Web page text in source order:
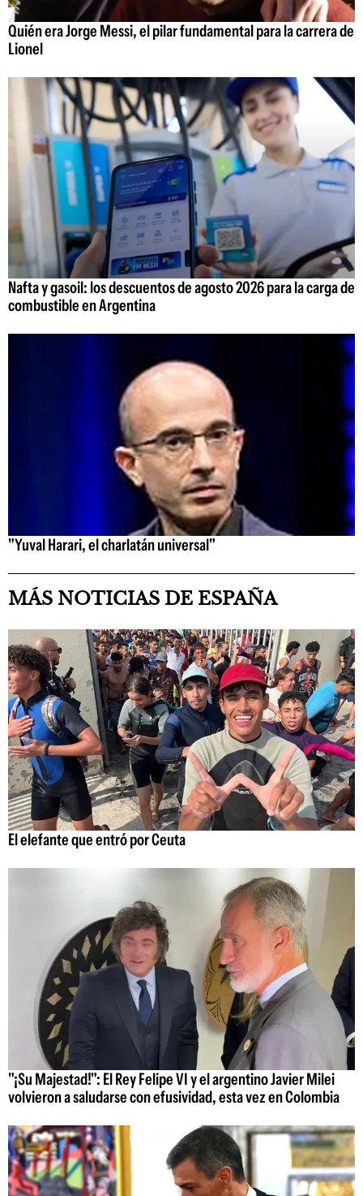
Quién era Jorge Messi, el pilar fundamental para la carrera de
Lionel
Nafta y gasoil: los descuentos de agosto 2026 para la carga de
combustible en Argentina
"Yuval Harari, el charlatán universal"
MÁS NOTICIAS DE ESPAÑA
El elefante que entró por Ceuta
"¡Su Majestad!": El Rey Felipe VI y el argentino Javier Milei
volvieron a saludarse con efusividad, esta vez en Colombia